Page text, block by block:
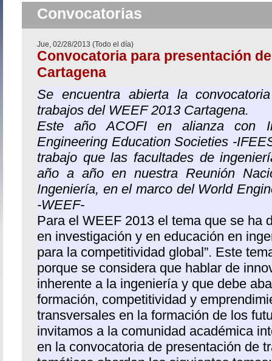
Convocatorias
Jue, 02/28/2013 (Todo el día)
Convocatoria para presentación
Cartagena
Se encuentra abierta la
trabajos del WEEF 2013 Cartagena.
Este año ACOFI en alianza con
Engineering Education Societies -
trabajo que las facultades de
año a año en nuestra Reunión
Ingeniería, en el marco del World
-WEEF-
Para el WEEF 2013 el tema que se ha
en investigación y en educación en
para la competitividad global”. Este
porque se considera que hablar de
inherente a la ingeniería y que debe
formación, competitividad y
transversales en la formación de los
invitamos a la comunidad académica
en la convocatoria de presentación de